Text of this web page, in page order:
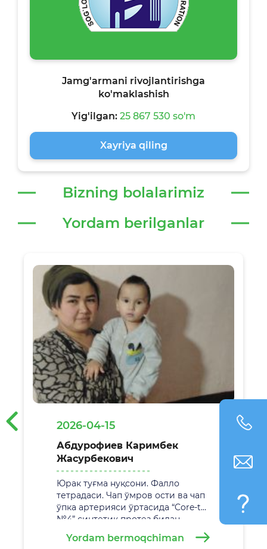
Jamg'armani rivojlantirishga
ko'maklashish
Yig'ilgan: 25 867 530 so'm
Xayriya qiling
Bizning bolalarimiz
Yordam berilganlar
2026-04-15
Абдурофиев Каримбек
Жасурбекович
Юрак туғма нуқсони. Фалло
тетрадаси. Чап ўмров ости ва чап
ўпка артерияси ўртасида “Core-tax
№4” синтетик протез билан
анастамоз қўйиш. Жаррохлик
амалиёти 29.02.2026 йилда
Yordam bermoqchiman
‹